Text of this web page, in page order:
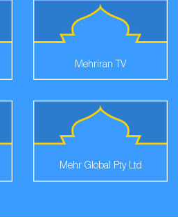
Mehriran TV
Mehr Global Pty Ltd